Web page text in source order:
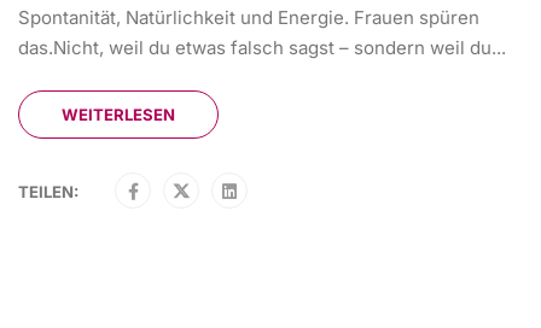
Spontanität, Natürlichkeit und Energie. Frauen spüren
das.Nicht, weil du etwas falsch sagst – sondern weil du...
WEITERLESEN
TEILEN: